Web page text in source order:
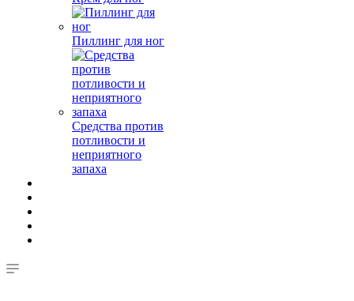
Пиллинг для ног
Средства против
потливости и
неприятного
запаха